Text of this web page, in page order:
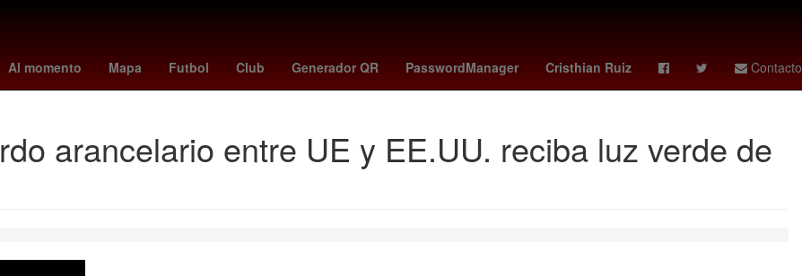
Al momento Mapa Futbol Club Generador QR PasswordManager Cristhian Ruiz Contacto
Manchester City Football Club Jardines de Morelos Premier League Banderilla CovidCDMX Ricardo Salinas Pliego
arancelario entre UE y EE.UU. reciba luz verde de